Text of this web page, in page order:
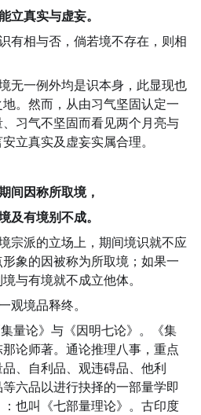
立真实与虚妄。
有相与否，倘若境不存在，则相
无一例外均是识本身，此显现也
。然而，从由习气坚固认定一
习气不坚固而看见两个月亮与
立真实及虚妄实属合理。
间因称所取境，
及有境别不成。
宗派的立场上，期间境识就不应
象的因被称为所取境；如果一
与有境就不成立他体。
观境品释终。
量论》与《因明七论》。《集
论师著。通论推理八事，重点
、自利品、观违碍品、他利
六品以进行抉择的一部量学即
也叫《七部量理论》。古印度